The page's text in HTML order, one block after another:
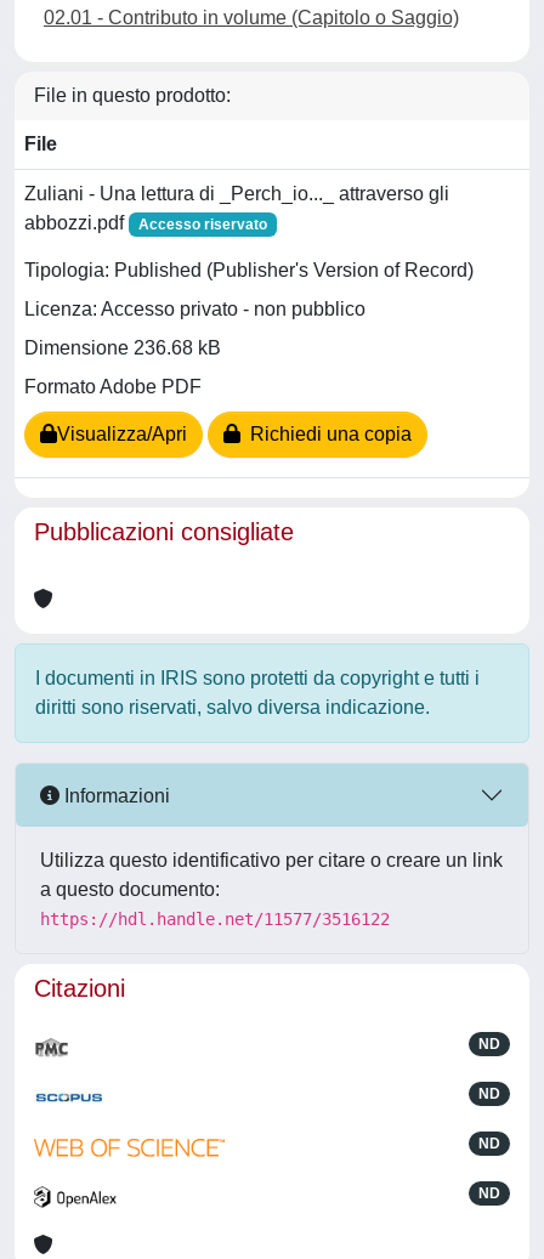
02.01 - Contributo in volume (Capitolo o Saggio)
File in questo prodotto:
File
Zuliani - Una lettura di _Perch_io..._ attraverso gli
abbozzi.pdf
Accesso riservato
Tipologia: Published (Publisher's Version of Record)
Licenza: Accesso privato - non pubblico
Dimensione 236.68 kB
Formato Adobe PDF
Visualizza/Apri Richiedi una copia
Pubblicazioni consigliate
I documenti in IRIS sono protetti da copyright e tutti i
diritti sono riservati, salvo diversa indicazione.
Informazioni
Utilizza questo identificativo per citare o creare un link
a questo documento:
https://hdl.handle.net/11577/3516122
Citazioni
ND
ND
ND
ND